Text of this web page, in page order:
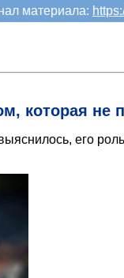
материала:
которая не
его